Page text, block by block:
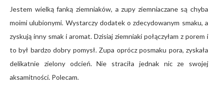
Jestem wielką fanką ziemniaków, a zupy ziemniaczane są chyba
moimi ulubionymi. Wystarczy dodatek o zdecydowanym smaku, a
zyskują inny smak i aromat. Dzisiaj ziemniaki połączyłam z porem i
to był bardzo dobry pomysł. Zupa oprócz posmaku pora, zyskała
delikatnie zielony odcień. Nie straciła jednak nic ze swojej
aksamitności. Polecam.